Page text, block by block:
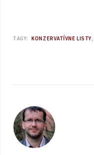
TAGY: KONZERVATÍVNE LISTY